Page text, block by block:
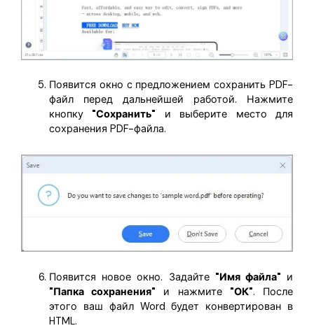
Появится окно с предложением сохранить PDF-
файл перед дальнейшей работой. Нажмите
кнопку "Сохранить" и выберите место для
сохранения PDF-файла.
Появится новое окно. Задайте "Имя файла" и
"Папка сохранения" и нажмите "ОК". После
этого ваш файл Word будет конвертирован в
HTML.